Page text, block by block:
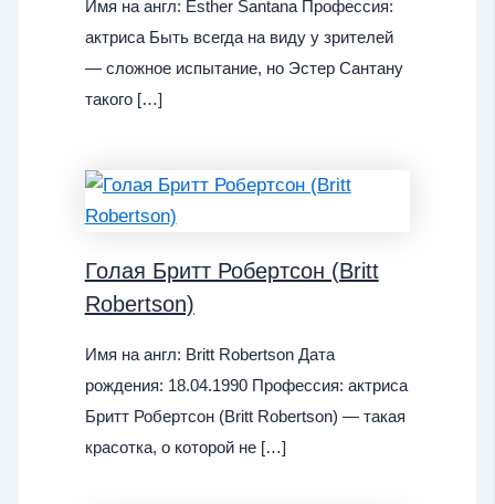
Имя на англ: Esther Santana Профессия:
актриса Быть всегда на виду у зрителей
— сложное испытание, но Эстер Сантану
такого […]
Голая Бритт Робертсон (Britt
Robertson)
Имя на англ: Britt Robertson Дата
рождения: 18.04.1990 Профессия: актриса
Бритт Робертсон (Britt Robertson) — такая
красотка, о которой не […]